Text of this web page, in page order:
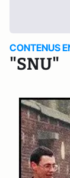
CONTENUS
"SNU"